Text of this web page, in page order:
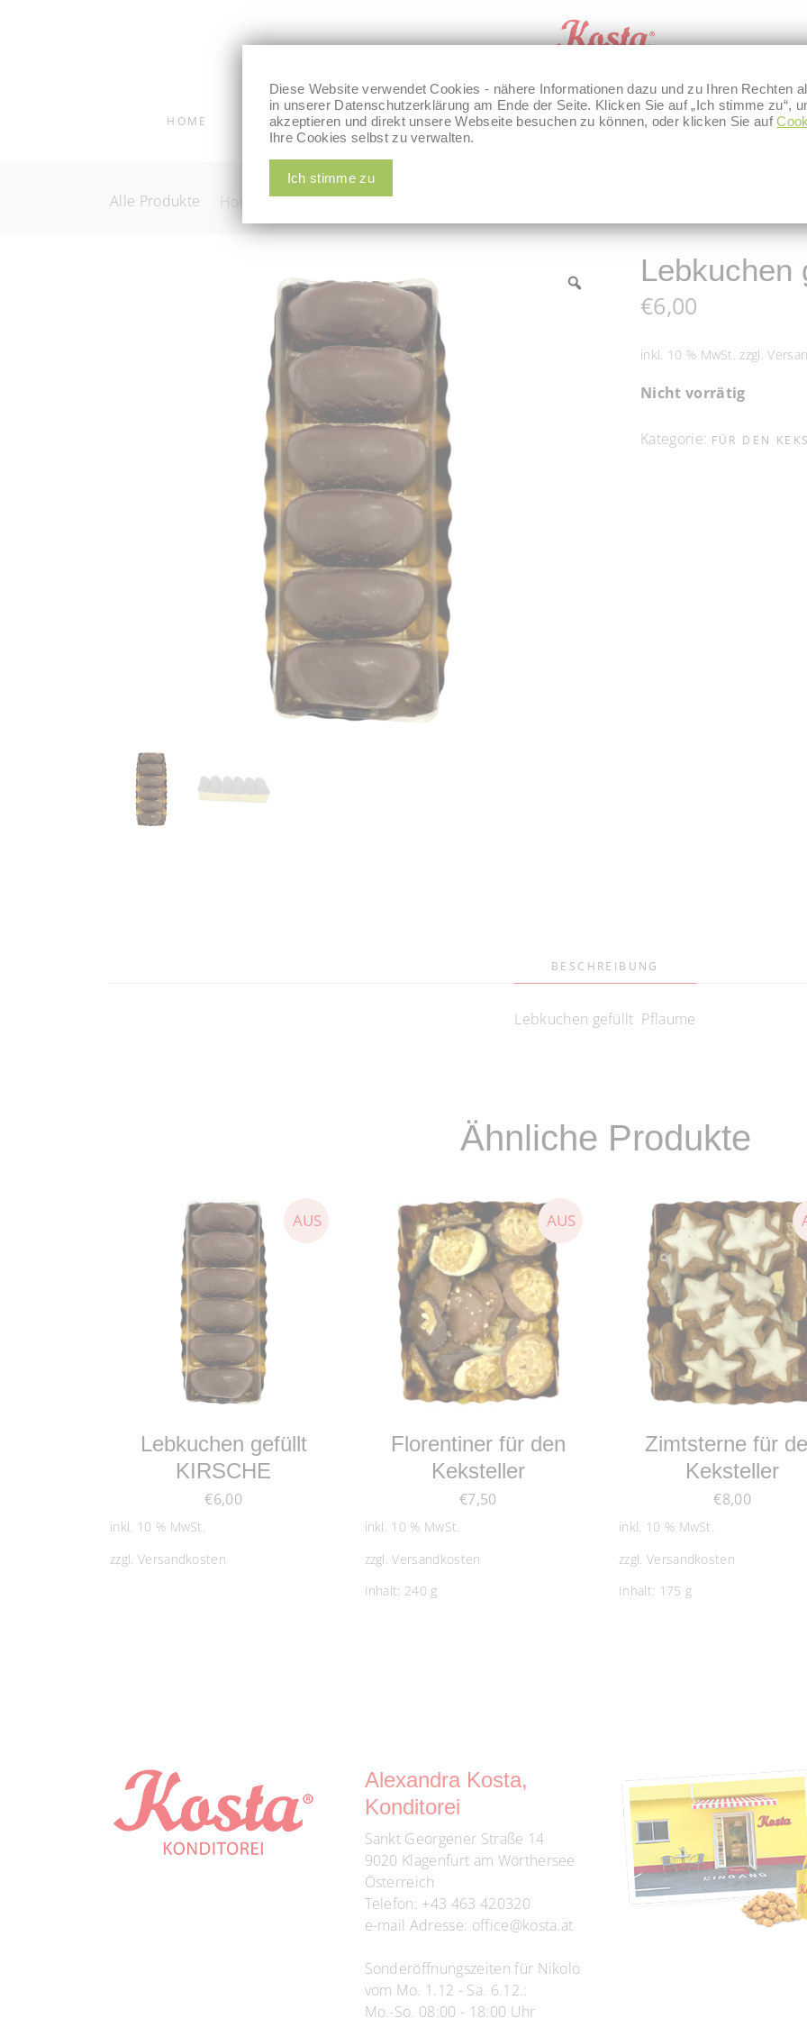
HOME SHOP KOSTA BOUTIQUE UNSERE BACKSTUBE BLOG
Alle Produkte Home /Alle Produkte/Für den Keksteller
Lebkuchen
€6,00
inkl. 10 % MwSt. zzgl.
Nicht vorrätig
Kategorie: FÜR DEN
BESCHREIBUNG
Lebkuchen gefüllt Pflaume
Ähnliche Produkte
WEITERLESEN
Lebkuchen gefüllt
KIRSCHE
€6,00
inkl. 10 % MwSt.
zzgl. Versandkosten
WEITERLESEN
Florentiner für den
Keksteller
€7,50
inkl. 10 % MwSt.
zzgl.Versandkosten
Inhalt: 240 g
WEITERLESEN
Zimtsterne für
Keksteller
€8,00
inkl. 10 % MwSt.
zzgl. Versandkosten
Inhalt: 175 g
Alexandra Kosta,
Konditorei
Sankt Georgener Straße 14
9020 Klagenfurt am Wörthersee
Österreich
Telefon: +43 463 420320
e-mail Adresse: office@kosta.at
Sonderöffnungszeiten für Nikolo
vom Mo. 1.12 - Sa. 6.12.:
Mo.-So. 08:00 - 18:00 Uhr
Diese Website verwendet Cookies - nähere Informationen dazu und zu Ihren Rechten
in unserer Datenschutzerklärung am Ende der Seite. Klicken Sie auf „Ich stimme zu“,
akzeptieren und direkt unsere Webseite besuchen zu können, oder klicken Sie auf
Ihre Cookies selbst zu verwalten.
Ich stimme zu